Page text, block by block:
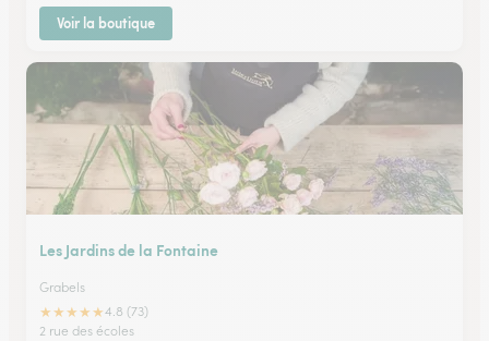
Voir la boutique
Les Jardins de la Fontaine
Grabels
★★★★★4.8 (73)
2 rue des écoles